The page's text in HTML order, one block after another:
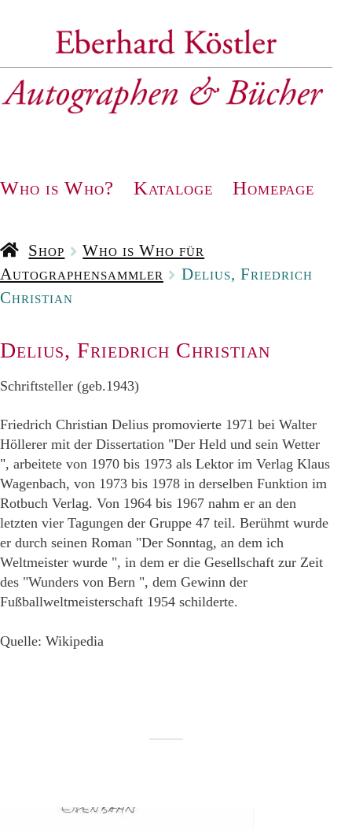
Navigation
Who is Who? Kataloge Homepage
Shop
Who is Who für
Autographensammler
Delius, Friedrich
Christian
Delius, Friedrich Christian
Schriftsteller (geb.1943)
Friedrich Christian Delius promovierte 1971 bei Walter
Höllerer mit der Dissertation "Der Held und sein Wetter
", arbeitete von 1970 bis 1973 als Lektor im Verlag Klaus
Wagenbach, von 1973 bis 1978 in derselben Funktion im
Rotbuch Verlag. Von 1964 bis 1967 nahm er an den
letzten vier Tagungen der Gruppe 47 teil. Berühmt wurde
er durch seinen Roman "Der Sonntag, an dem ich
Weltmeister wurde ", in dem er die Gesellschaft zur Zeit
des "Wunders von Bern ", dem Gewinn der
Fußballweltmeisterschaft 1954 schilderte.
Quelle: Wikipedia